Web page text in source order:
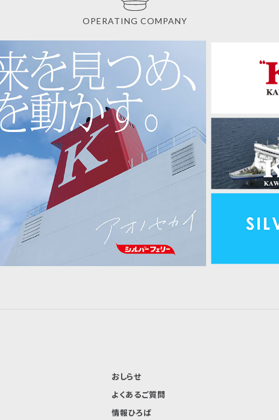
OPERATING COMPANY
おしらせ
よくあるご質問
情報ひろば